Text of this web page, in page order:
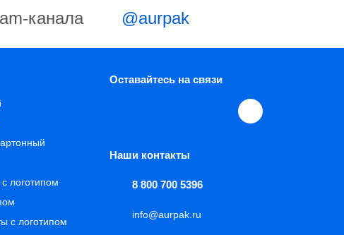
канала @aurpak
логотипом
с логотипом
Оставайтесь на связи
Наши контакты
8 800 700 5396
info@aurpak.ru